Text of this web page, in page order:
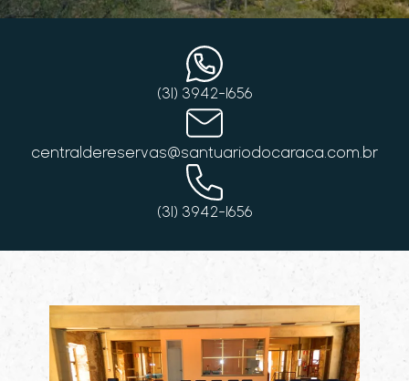
(31) 3942-1656
centraldereservas@santuariodocaraca.com.br
(31) 3942-1656